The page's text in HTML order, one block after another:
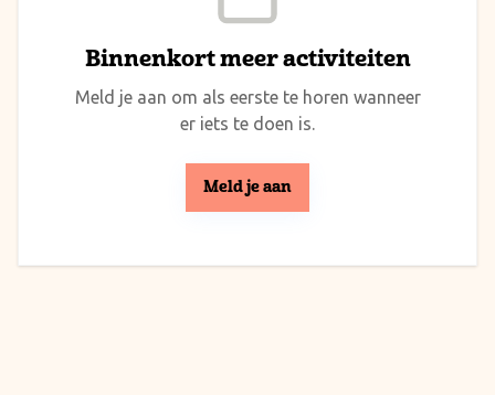
Binnenkort meer activiteiten
Meld je aan om als eerste te horen wanneer
er iets te doen is.
Meld je aan